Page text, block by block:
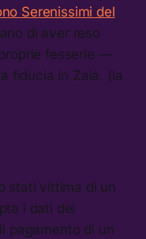
Serenissimi del
di aver reso
fesserie —
fiducia in Zaia. (la
stati vittima di un
i dati dei
pagamento di un